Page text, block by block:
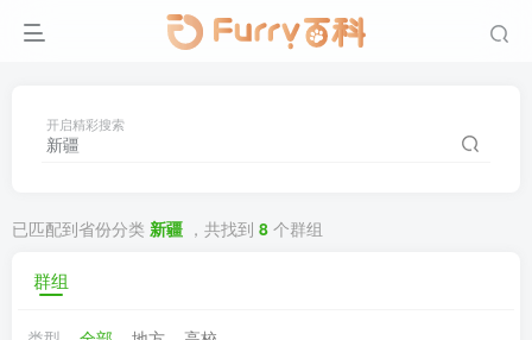
开启精彩搜索
已匹配到省份分类 新疆 ，共找到 8 个群组
群组